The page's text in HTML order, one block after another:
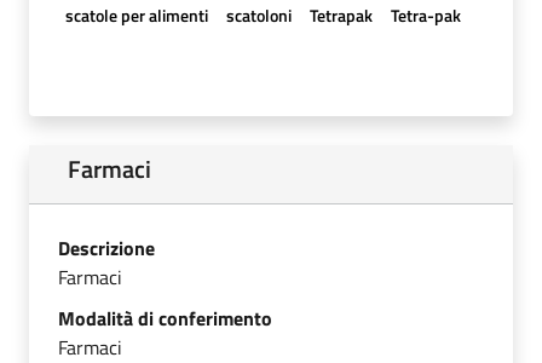
scatole per alimenti
scatoloni Tetrapak Tetra-pak
Farmaci
Descrizione
Farmaci
Modalità di conferimento
Farmaci